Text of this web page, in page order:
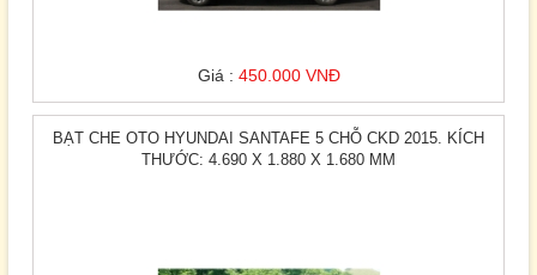
Giá : 450.000 VNĐ
BẠT CHE OTO HYUNDAI SANTAFE 5 CHỖ CKD 2015. KÍCH
THƯỚC: 4.690 X 1.880 X 1.680 MM